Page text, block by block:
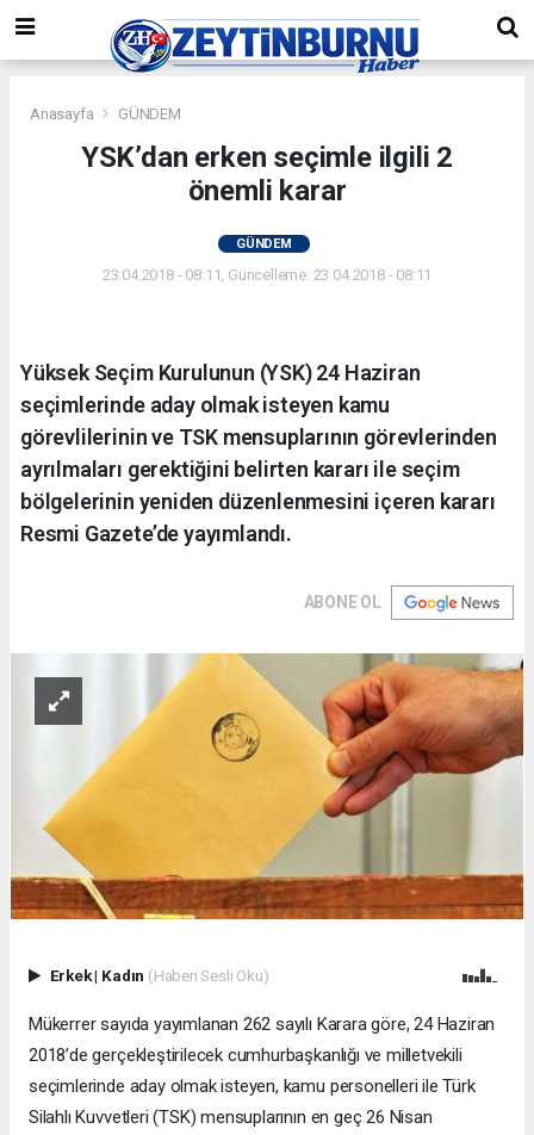
Anasayfa GÜNDEM
YSK’dan erken seçimle ilgili 2
önemli karar
GÜNDEM
23.04.2018 - 08:11, Güncelleme: 23.04.2018 - 08:11
Yüksek Seçim Kurulunun (YSK) 24 Haziran
seçimlerinde aday olmak isteyen kamu
görevlilerinin ve TSK mensuplarının görevlerinden
ayrılmaları gerektiğini belirten kararı ile seçim
bölgelerinin yeniden düzenlenmesini içeren kararı
Resmi Gazete’de yayımlandı.
ABONE OL
Erkek| Kadın (Haberi Sesli Oku)
Mükerrer sayıda yayımlanan 262 sayılı Karara göre, 24 Haziran
2018’de gerçekleştirilecek cumhurbaşkanlığı ve milletvekili
seçimlerinde aday olmak isteyen, kamu personelleri ile Türk
Silahlı Kuvvetleri (TSK) mensuplarının en geç 26 Nisan